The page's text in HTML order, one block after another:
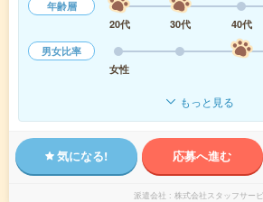
年齢層
20代
30代 40代
男女比率
女性
もっと見る
気になる! 応募へ進む
派遣会社 株式会社スタッフサー